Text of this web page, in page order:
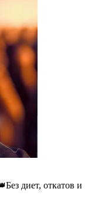
диет, откатов и